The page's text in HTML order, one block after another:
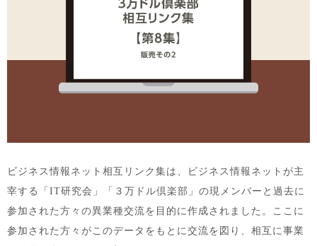
ビジネス情報ネット相互リンク集は、ビジネス情報ネットが主
宰する「IT研究会」「３万ドル倶楽部」の現メンバーと過去に
参加された方々の異業種交流を目的に作成されました。ここに
参加された方々がこのデータをもとに交流を図り、相互に事業